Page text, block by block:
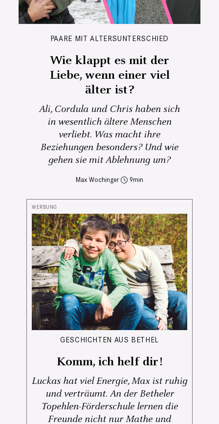
PAARE MIT ALTERSUNTERSCHIED
Wie klappt es mit der
Liebe, wenn einer viel
älter ist?
Ali, Cordula und Chris haben sich
in wesentlich ältere Menschen
verliebt. Was macht ihre
Beziehungen besonders? Und wie
gehen sie mit Ablehnung um?
Max Wochinger 9
GESCHICHTEN AUS BETHEL
Komm, ich helf dir!
Luckas hat viel Energie, Max ist ruhig
und verträumt. An der Betheler
Topehlen-Förderschule lernen die
Freunde nicht nur Mathe und